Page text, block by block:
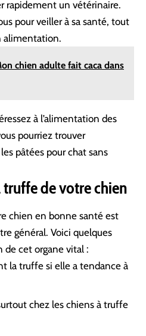
rapidement un vétérinaire.
pour veiller à sa santé, tout
alimentation.
chien adulte fait caca dans
à l’alimentation des
pourriez trouver
les pâtées pour chat sans
de votre chien
chien en bonne santé est
général. Voici quelques
de cet organe vital :
la truffe si elle a tendance à
chez les chiens à truffe